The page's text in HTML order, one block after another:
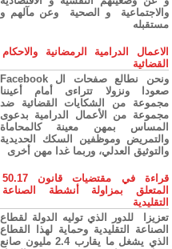
والاجتماعية و الصحية وعن مآلهم و
مستقبله
الاعمال الدرامية الرمضانية والاحكام
القضائية
ونحن نطالع صفحات ال Facebook
صعودا ونزولا تتراءى أمام أعيننا
مجموعة من الشكايات القضائية ضد
مجموعة من الأعمال الدرامية بدعوى
المساس بمهن معينة كالمحاماة
والتمريض وموظفين السكك الحديدية
والتوثيق العدلي، وربما غدا مهن أخرى
قراءة في مقتضيات قانون 50.17
المتعلق بمزاولة أنشطة الصناعة
التقليدية
تعزيزا للدور الذي توليه الدولة لقطاع
الصناعة التقليدية وحماية لهذا القطاع
الذي يشغل ما يقارب 2.4 مليون صانع